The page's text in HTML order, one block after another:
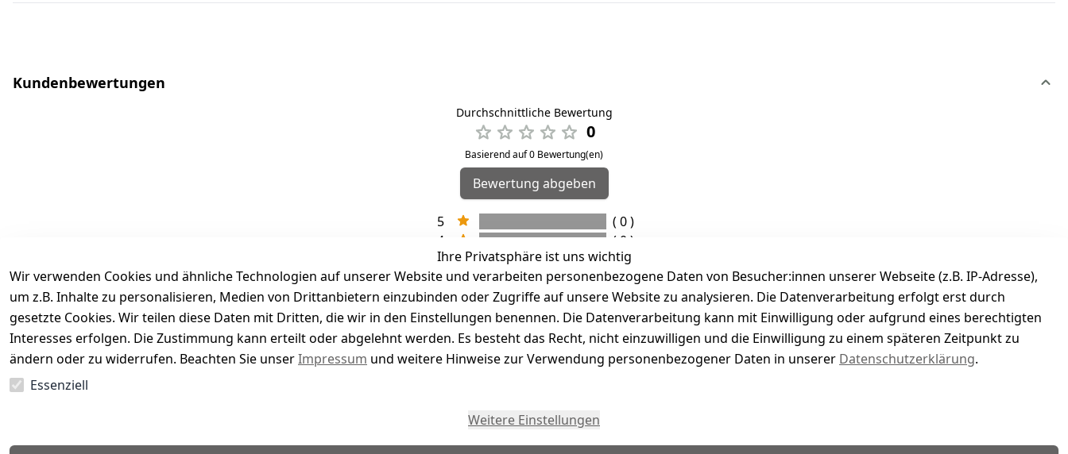
Kundenbewertungen
Durchschnittliche Bewertung
0
Basierend auf 0 Bewertung(en)
Bewertung abgeben
5
( 0 )
4
( 0 )
3
( 0 )
2
( 0 )
1
( 0 )
Es hat noch niemand eine Bewertung für diesen Artikel abgegeben
Ihre Privatsphäre ist uns wichtig
Wir verwenden Cookies und ähnliche Technologien auf unserer Website und verarbeiten personenbezogene Daten von Besucher:innen unserer Webseite (z.B. IP-Adresse),
um z.B. Inhalte zu personalisieren, Medien von Drittanbietern einzubinden oder Zugriffe auf unsere Website zu analysieren. Die Datenverarbeitung erfolgt erst durch
gesetzte Cookies. Wir teilen diese Daten mit Dritten, die wir in den Einstellungen benennen. Die Datenverarbeitung kann mit Einwilligung oder aufgrund eines berechtigten
Interesses erfolgen. Die Zustimmung kann erteilt oder abgelehnt werden. Es besteht das Recht, nicht einzuwilligen und die Einwilligung zu einem späteren Zeitpunkt zu
ändern oder zu widerrufen. Beachten Sie unserImpressum und weitere Hinweise zur Verwendung personenbezogener Daten in unserer Datenschutzerklärung.
Essenziell
Weitere Einstellungen